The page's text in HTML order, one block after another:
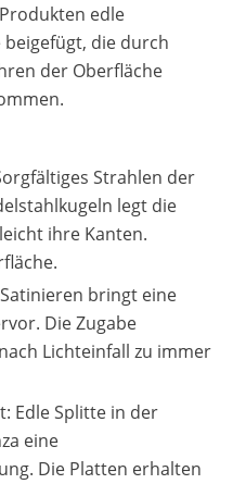
edle
die durch
der Oberfläche
Strahlen der
legt die
ihre Kanten.
bringt eine
Die Zugabe
Lichteinfall zu immer
Edle Splitte in der
eine
Die Platten erhalten